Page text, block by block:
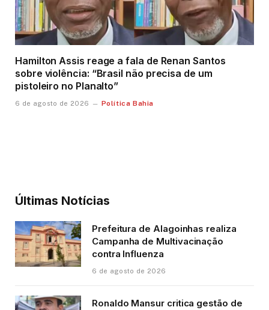
Hamilton Assis reage a fala de Renan Santos
sobre violência: “Brasil não precisa de um
pistoleiro no Planalto”
6 de agosto de 2026 Política Bahia
Últimas Notícias
Prefeitura de Alagoinhas realiza
Campanha de Multivacinação
contra Influenza
6 de agosto de 2026
Ronaldo Mansur critica gestão de